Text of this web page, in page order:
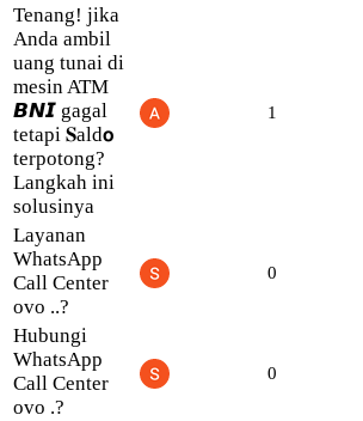
Tenang! jika
Anda ambil
uang tunai di
mesin ATM
𝘽𝙉𝙄 gagal
tetapi 𝐒ald𝗼
terpotong?
Langkah ini
solusinya
1
Layanan
WhatsApp
Call Center
ovo ..?
0
Hubungi
WhatsApp
Call Center
ovo .?
0